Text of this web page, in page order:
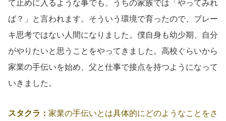
て止めに入るような事でも、うちの家族では「やってみれ
ば？」と言われます。そういう環境で育ったので、ブレー
キ思考ではない人間になりました。僕自身も幼少期、自分
がやりたいと思うことをやってきました。高校ぐらいから
家業の手伝いを始め、父と仕事で接点を持つようになって
いきました。
スタクラ： 家業の手伝いとは具体的にどのようなことをさ